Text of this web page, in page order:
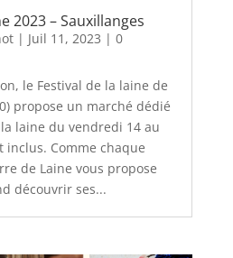
2023 – Sauxillanges
| Juil 11, 2023 | 0
le Festival de la laine de
propose un marché dédié
laine du vendredi 14 au
Comme chaque
de Laine vous propose
découvrir ses...